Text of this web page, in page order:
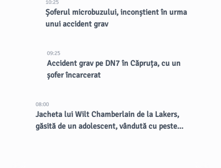
10:25
Șoferul microbuzului, inconștient în urma
unui accident grav
09:25
Accident grav pe DN7 în Căpruța, cu un
șofer încarcerat
08:00
Jacheta lui Wilt Chamberlain de la Lakers,
găsită de un adolescent, vândută cu peste